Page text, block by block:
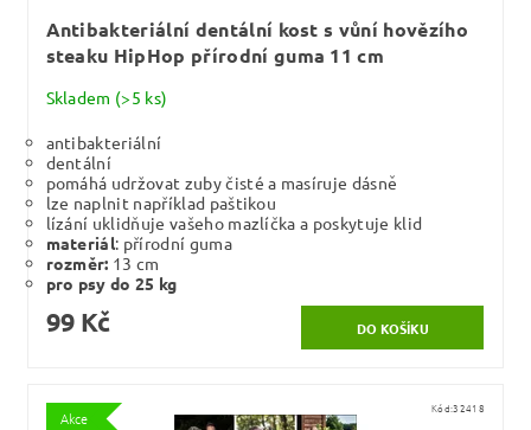
Antibakteriální dentální kost s vůní hovězího
steaku HipHop přírodní guma 11 cm
Skladem (>5 ks)
antibakteriální
dentální
pomáhá udržovat zuby čisté a masíruje dásně
lze naplnit například paštikou
lízání uklidňuje vašeho mazlíčka a poskytuje klid
materiál: přírodní guma
rozměr: 13 cm
pro psy do 25 kg
99 Kč
Akce
Kód:32418